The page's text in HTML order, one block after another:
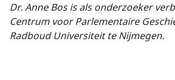
Dr. Anne Bos is als onderzoeker
Centrum voor Parlementaire
Radboud Universiteit te Nijmegen.